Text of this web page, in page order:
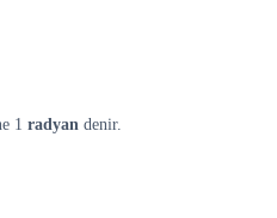
1 radyan denir.